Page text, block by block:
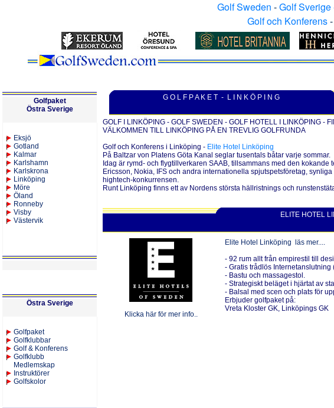
Golf Sweden -Golf Sverige
Golf och Konferens-
Golfpaket
Östra Sverige
Eksjö
Gotland
Kalmar
Karlshamn
Karlskrona
Linköping
Möre
Öland
Ronneby
Visby
Västervik
Östra Sverige
Golfpaket
Golfklubbar
Golf & Konferens
Golfklubb
Medlemskap
Instruktörer
Golfskolor
G O L F P A K E T - L I N K Ö P I N G
GOLF I LINKÖPING - GOLF SWEDEN - GOLF HOTELL I LINKÖPING -
VÄLKOMMEN TILL LINKÖPING PÅ EN TREVLIG GOLFRUNDA
Golf och Konferens i Linköping - Elite Hotel Linköping
På Baltzar von Platens Göta Kanal seglar tusentals båtar varje sommar.
Idag är rymd- och flygtillverkaren SAAB, tillsammans med den kokande
Ericsson, Nokia, IFS och andra internationella spjutspetsföretag,
hightech-konkurrensen.
Runt Linköping finns ett av Nordens största hällristnings och
ELITE HOTEL
Klicka här för mer info..
Elite Hotel Linköping
läs mer....
- 92 rum allt från empirestil till
- Gratis trådlös Internetanslutning
- Bastu och massagestol.
- Strategiskt beläget i hjärtat av
- Balsal med scen och plats för
Erbjuder golfpaket på:
Vreta Kloster GK, Linköpings GK